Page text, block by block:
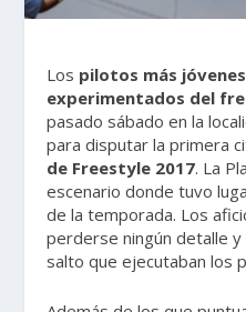
Los pilotos más
experimentados del
pasado sábado en la
para disputar la primera
de Freestyle 2017. La
escenario donde tuvo
de la temporada. Los
perderse ningún detalle
salto que ejecutaban los